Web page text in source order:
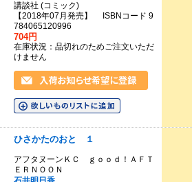
講談社 (コミック)
【2018年07月発売】 ISBNコード 9
784065120996
704円
在庫状況：品切れのためご注文いただ
けません
ひさかたのおと １
アフタヌーンＫＣ ｇｏｏｄ！ＡＦＴ
ＥＲＮＯＯＮ